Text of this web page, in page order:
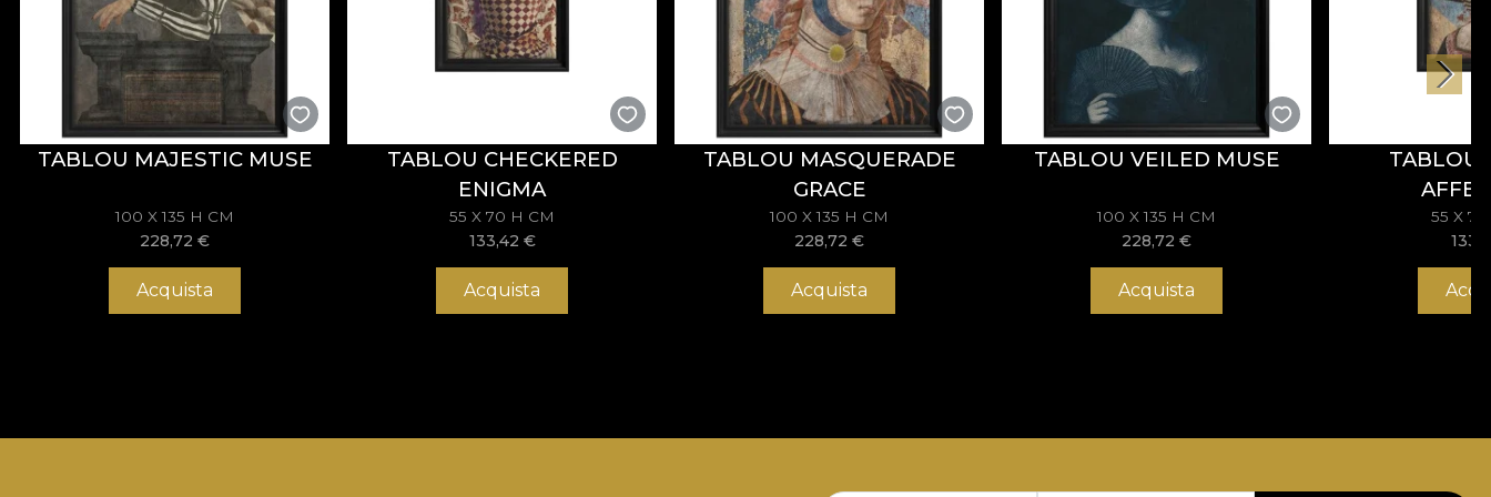
TABLOU MAJESTIC MUSE
100 X 135 H CM
228,72€
Acquista
TABLOU CHECKERED
ENIGMA
55 X 70 H CM
133,42 €
Acquista
TABLOU MASQUERADE
GRACE
100 X 135 H CM
228,72€
Acquista
TABLOU VEILED MUSE
100 X 135 H CM
228,72€
Acquista
TABLOU
55 X